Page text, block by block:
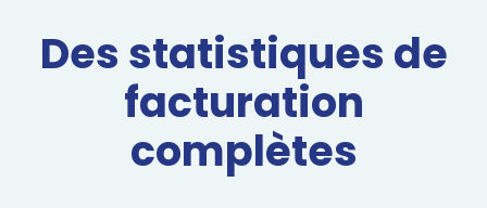
Des statistiques de
facturation
complètes